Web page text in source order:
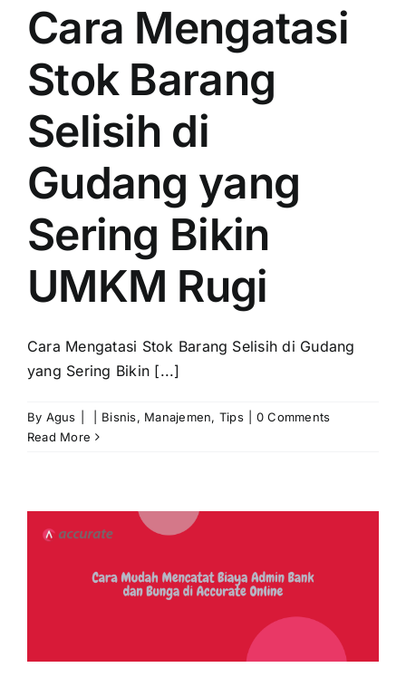
Cara Mengatasi
Stok Barang
Selisih di
Gudang yang
Sering Bikin
UMKM Rugi
Cara Mengatasi Stok Barang Selisih di Gudang
yang Sering Bikin [...]
By Agus Bisnis, Manajemen, Tips
0 Comments
Read More